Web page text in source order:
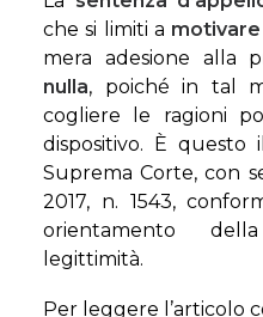
che si limiti a
mera adesione alla
nulla, poiché in tal
cogliere le ragioni
dispositivo. È questo
Suprema Corte, con
2017, n. 1543,
orientamento
legittimità.
Per leggere l’articolo